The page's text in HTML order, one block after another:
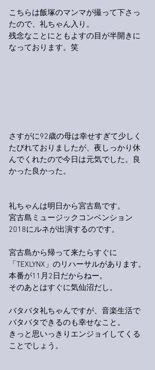
こちらは飯塚のマンマが撮って下さっ
たので、礼ちゃん入り。
残念なことにともよすの目が半開きに
なっております。笑
さすがに92歳の母は幸せすぎて少しく
たびれておりましたが、夜しっかり休
んでくれたので今日は元気でした。良
かった良かった。
礼ちゃんは明日から宮古島です。
宮古島ミュージックコンベンション
2018にルネが出演するのです。
宮古島から帰って来たらすぐに
「TEXLYNX」のリハーサルがあります。
本番が11月2日だからねー。
そのあとはすぐに気仙沼だし。
バタバタ礼ちゃんですが、音楽生活で
バタバタできるのも幸せなこと。
きっと思いっきりエンジョイしてくる
ことでしょう。